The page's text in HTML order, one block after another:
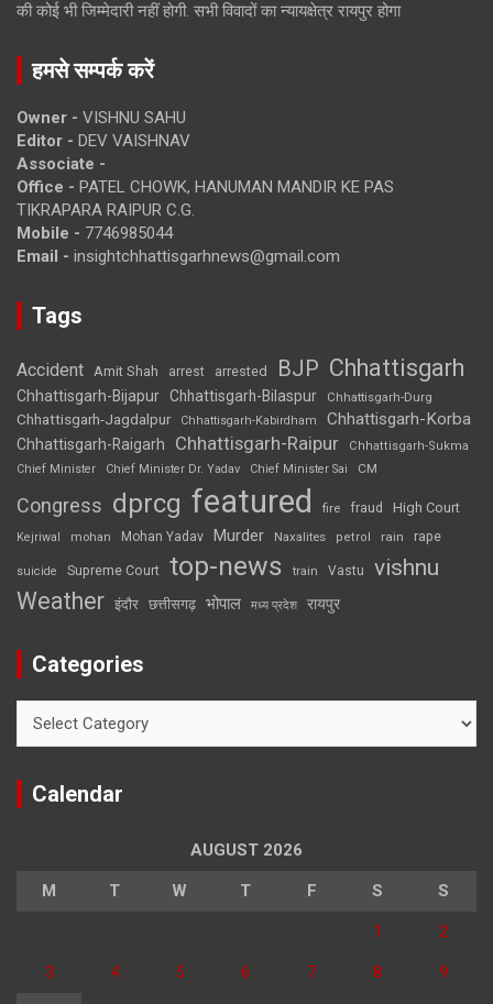
की कोई भी जिम्मेदारी नहीं होगी. सभी विवादों का न्यायक्षेत्र रायपुर होगा
हमसे सम्पर्क करें
Owner - VISHNU SAHU
Editor - DEV VAISHNAV
Associate -
Office - PATEL CHOWK, HANUMAN MANDIR KE PAS
TIKRAPARA RAIPUR C.G.
Mobile - 7746985044
Email - insightchhattisgarhnews@gmail.com
Tags
Accident Amit Shah arrest arrested BJP Chhattisgarh
Chhattisgarh-Bijapur Chhattisgarh-Bilaspur Chhattisgarh-Durg
Chhattisgarh-Jagdalpur Chhattisgarh-Kabirdham Chhattisgarh-Korba
Chhattisgarh-Raigarh Chhattisgarh-Raipur
Chhattisgarh-Sukma
Chief Minister
Chief Minister Dr. Yadav Chief Minister Sai CM
Congress dprcg featured fire fraud High Court
Kejriwal mohan Mohan Yadav Murder Naxalites petrol rain rape
suicide Supreme Court top-news train Vastu vishnu
Weather इंदौर छत्तीसगढ़ भोपाल मध्य प्रदेश रायपुर
Categories
Calendar
AUGUST 2026
M T W T F S S
1 2
3 4 5 6 7 8 9